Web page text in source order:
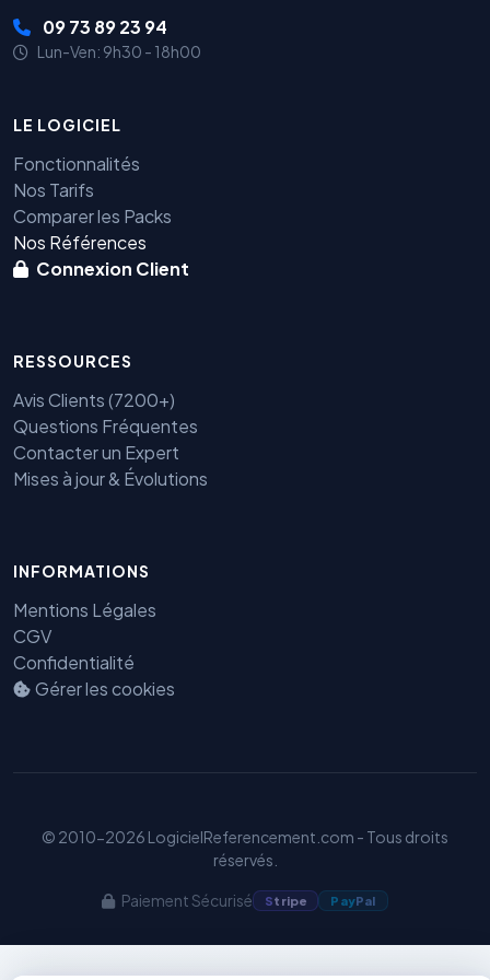
09 73 89 23 94
Lun-Ven: 9h30 - 18h00
LE LOGICIEL
Fonctionnalités
Nos Tarifs
Comparer les Packs
Nos Références
Connexion Client
RESSOURCES
Avis Clients (7200+)
Questions Fréquentes
Contacter un Expert
Mises à jour & Évolutions
INFORMATIONS
Mentions Légales
CGV
Confidentialité
Gérer les cookies
© 2010-2026 LogicielReferencement.com - Tous droits
réservés.
Paiement Sécurisé Stripe PayPal